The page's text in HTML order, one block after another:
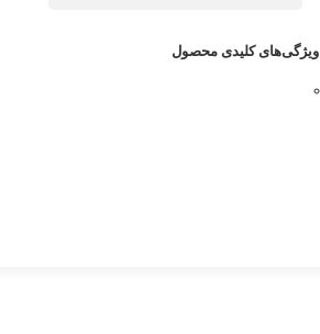
ویژگی‌های کلیدی محصول